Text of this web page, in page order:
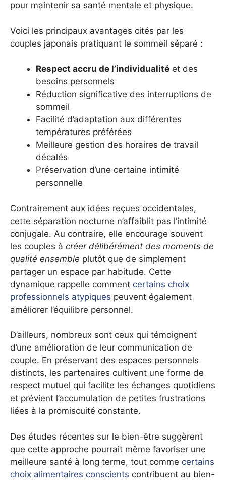
pour maintenir sa santé mentale et physique.
Voici les principaux avantages cités par les
couples japonais pratiquant le sommeil séparé :
Respect accru de l’individualité et des
besoins personnels
Réduction significative des interruptions de
sommeil
Facilité d’adaptation aux différentes
températures préférées
Meilleure gestion des horaires de travail
décalés
Préservation d’une certaine intimité
personnelle
Contrairement aux idées reçues occidentales,
cette séparation nocturne n’affaiblit pas l’intimité
conjugale. Au contraire, elle encourage souvent
les couples à créer délibérément des moments de
qualité ensemble plutôt que de simplement
partager un espace par habitude. Cette
dynamique rappelle comment certains choix
professionnels atypiques peuvent également
améliorer l’équilibre personnel.
D’ailleurs, nombreux sont ceux qui témoignent
d’une amélioration de leur communication de
couple. En préservant des espaces personnels
distincts, les partenaires cultivent une forme de
respect mutuel qui facilite les échanges quotidiens
et prévient l’accumulation de petites frustrations
liées à la promiscuité constante.
Des études récentes sur le bien-être suggèrent
que cette approche pourrait même favoriser une
meilleure santé à long terme, tout comme certains
choix alimentaires conscients contribuent au bien-